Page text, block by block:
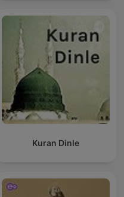
Kuran Dinle